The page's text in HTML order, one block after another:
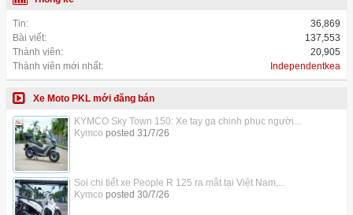
Tin:
36,869
Bài viết:
137,553
Thành viên:
20,905
Thành viên mới nhất:
Independentkea
Xe Moto PKL mới đăng bán
KYMCO Sky Town 150: Xe tay ga chinh phục người...
Kymco posted 31/7/26
Soi chi tiết xe People R 125 ra mắt tại Việt Nam,...
Kymco posted 30/7/26